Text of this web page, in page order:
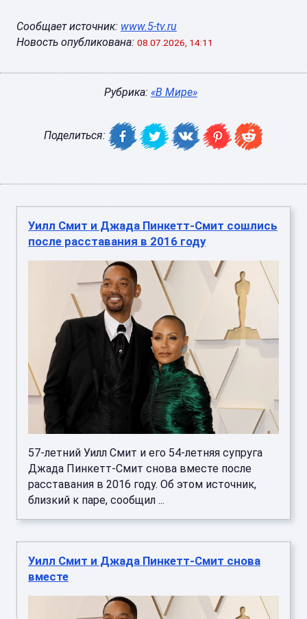
Сообщает источник: www.5-tv.ru
Новость опубликована: 08.07.2026, 14:11
Рубрика: «В Мире»
Поделиться:
Уилл Смит и Джада Пинкетт-Смит сошлись
после расставания в 2016 году
57-летний Уилл Смит и его 54-летняя супруга
Джада Пинкетт-Смит снова вместе после
расставания в 2016 году. Об этом источник,
близкий к паре, сообщил ...
Уилл Смит и Джада Пинкетт-Смит снова
вместе